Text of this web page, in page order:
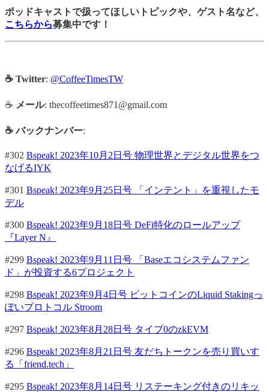
ポッドキャストで扱ってほしいトピックや、ゲスト名など、
こちらから募集中です！
☕ Twitter: @CoffeeTimesTW
☕ メール: thecoffeetimes871@gmail.com
☕ バックナンバー:
#302 Bspeak! 2023年10月2日号 物理世界とデジタル世界をつ
なげるIYK
#301 Bspeak! 2023年9月25日号 「インテント」を重視したモ
デル
#300 Bspeak! 2023年9月18日号 DeFi特化のロールアップ
『Layer N』
#299 Bspeak! 2023年9月11日号 「Baseエコシステムファン
ド」が投資する6プロジェクト
#298 Bspeak! 2023年9月4日号 ビットコインのLiquid Stakingっ
ぽいプロトコル Stroom
#297 Bspeak! 2023年8月28日号 タイプ0のzkEVM
#296 Bspeak! 2023年8月21日号 友だちトークンを売り買いす
る「friend.tech」
#295 Bspeak! 2023年8月14日号 リステーキング付きのリキッ